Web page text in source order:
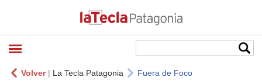
Volver| La Tecla Patagonia Fuera de Foco